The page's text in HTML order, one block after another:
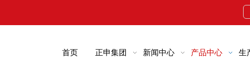
首页 正申集团 新闻中心 产品中心 生